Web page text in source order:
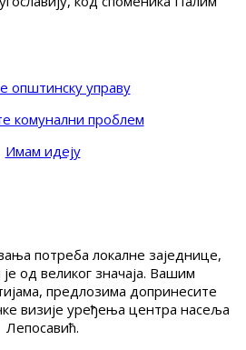
општинску управу
комунални проблем
Имам идеју
потреба локалне заједнице,
од великог значаја. Вашим
предлозима допринесите
визије уређења центра насеља
Лепосавић.